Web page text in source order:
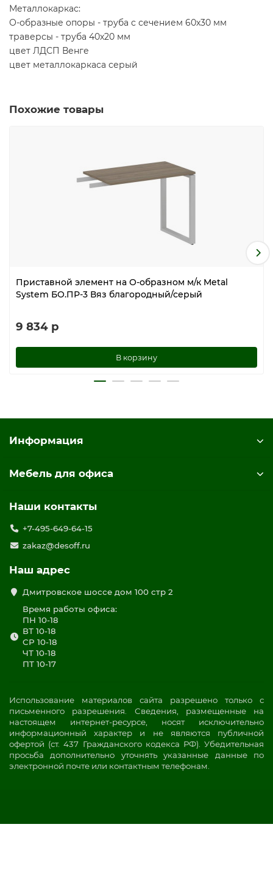
Металлокаркас:
О-образные опоры - труба с сечением 60х30 мм
траверсы - труба 40х20 мм
цвет ЛДСП Венге
цвет металлокаркаса серый
Похожие товары
Приставной элемент на О-образном м/к Metal
System БО.ПР-3 Вяз благородный/серый
9 834 р
В корзину
Информация
Мебель для офиса
Наши контакты
+7-495-649-64-15
zakaz@desoff.ru
Наш адрес
Дмитровское шоссе дом 100 стр 2
Время работы офиса:
ПН 10-18
ВТ 10-18
СР 10-18
ЧТ 10-18
ПТ 10-17
Использование материалов сайта разрешено только с
письменного разрешения. Сведения, размещенные на
настоящем интернет-ресурсе, носят исключительно
информационный характер и не являются публичной
офертой (ст. 437 Гражданского кодекса РФ). Убедительная
просьба дополнительно уточнять указанные данные по
электронной почте или контактным телефонам.